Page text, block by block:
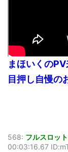
まほいくの
目押し自慢の
568: フルスロッ
00:03:16.67